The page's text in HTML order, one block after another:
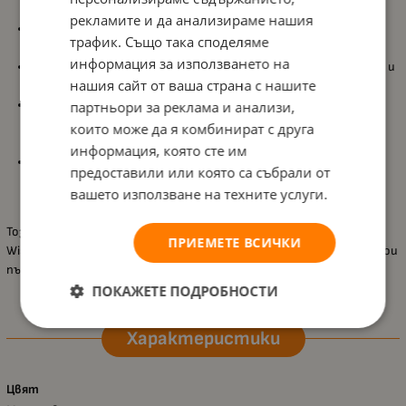
на най-малките творци;
Комплект стикериDisney Wishв4 части, който добавя
много цвят и настроение към всяка игра;
Включва3 листа със стикери, за разнообразни комбинации и
много възможности за украса;
фон/картонен декор, върху който детето може да
подрежда стикерите и да създава собствени сцени и
Подходящ за украса на
проекти, като прави резултата по-интересен и
тематичен.;
Този комплект е чудесен избор за малки почитатели на Disney
Wish – дава им свобода да творят, да играят и да създават свои
пъстри истории със стикери.
Характеристики
Цвят
рекламите и да анализираме нашия
трафик. Също така споделяме
информация за използването на
нашия сайт от ваша страна с нашите
партньори за реклама и анализи,
които може да я комбинират с друга
информация, която сте им
предоставили или която са събрали от
вашето използване на техните услуги.
ПРИЕМЕТЕ ВСИЧКИ
ПОКАЖЕТЕ ПОДРОБНОСТИ